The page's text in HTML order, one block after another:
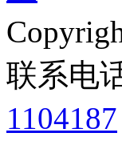
联系电
1104187